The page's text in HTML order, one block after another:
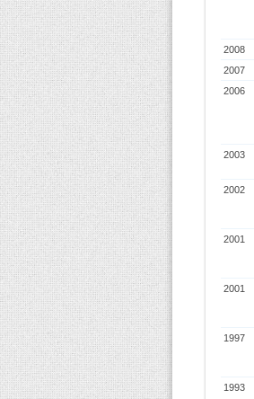
2008
2007
2006
2003
2002
2001
2001
1997
1993